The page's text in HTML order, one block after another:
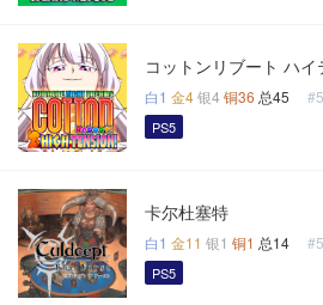
コットンリブート ハイ
白1 金4银4 铜36 总45
PS5
卡尔杜塞特
白1 金11 银1 铜1 总14
PS5